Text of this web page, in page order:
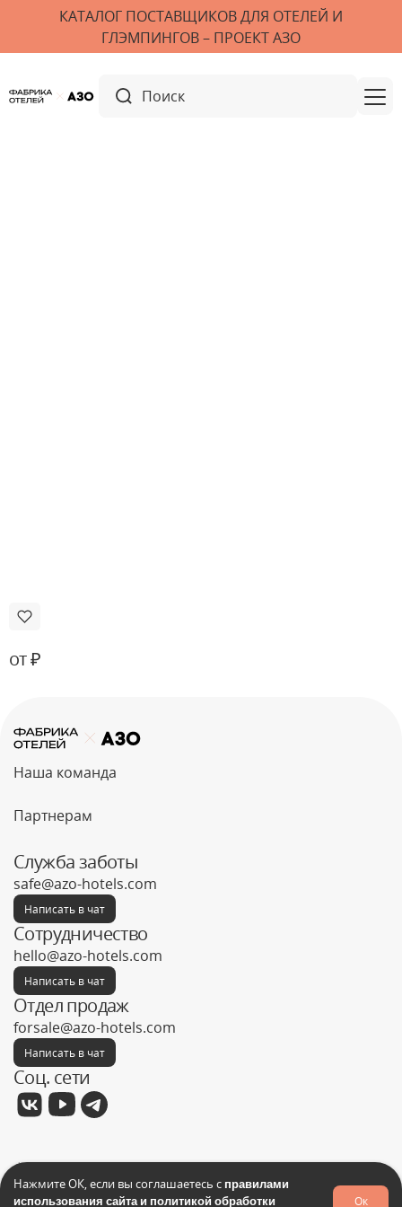
КАТАЛОГ ПОСТАВЩИКОВ ДЛЯ ОТЕЛЕЙ И
ГЛЭМПИНГОВ – ПРОЕКТ АЗО
от ₽
Наша команда
Партнерам
Служба заботы
safe@azo-hotels.com
Написать в чат
Сотрудничество
hello@azo-hotels.com
Написать в чат
Отдел продаж
forsale@azo-hotels.com
Написать в чат
Соц. сети
Фабрика отелей © 2026
Политика конфиденциальности
Нажмите ОК, если вы соглашаетесь с правилами
использования сайта и политикой обработки
Ок